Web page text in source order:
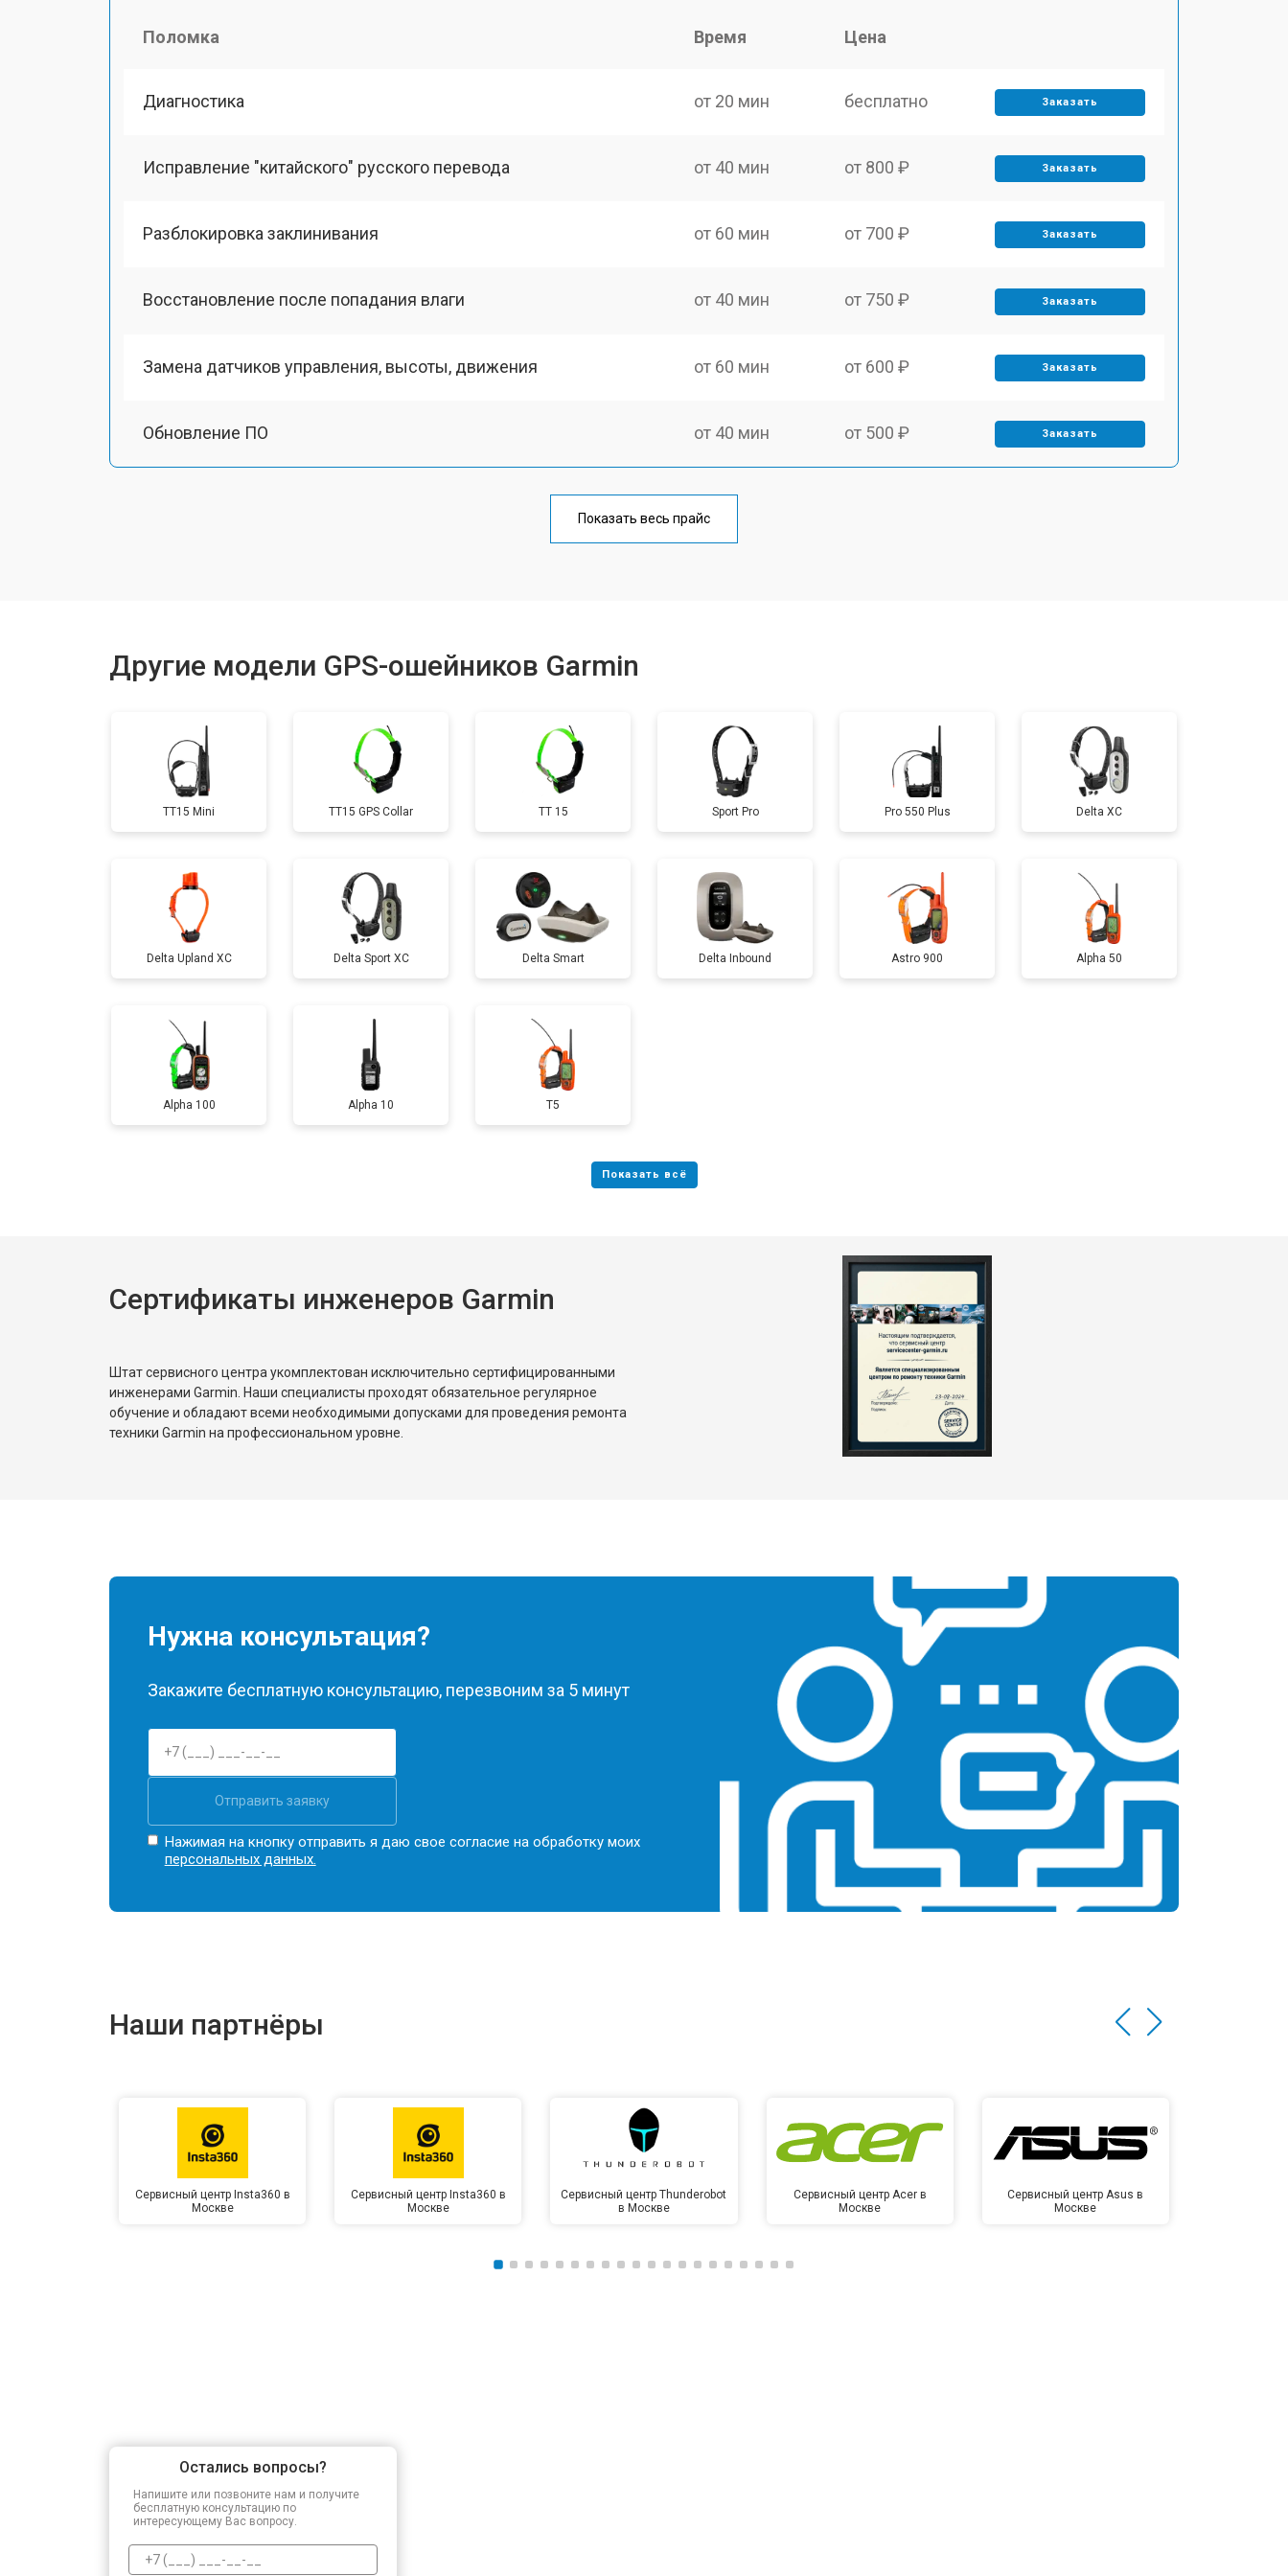
Поломка Время Цена
Диагностика от 20 мин бесплатно Заказать
Исправление "китайского" русского перевода от 40 мин от 800 ₽ Заказать
Разблокировка заклинивания от 60 мин от 700 ₽ Заказать
Восстановление после попадания влаги от 40 мин от 750 ₽ Заказать
Замена датчиков управления, высоты, движения от 60 мин от 600 ₽ Заказать
Обновление ПО от 40 мин от 500 ₽ Заказать
от 60 мин
Прошивка от 60 мин от 800 ₽ Заказать
Замена кнопок от 40 мин от 500 ₽ Заказать
Показать весь прайс
Другие модели GPS-ошейников Garmin
TT15 Mini TT15 GPS Collar TT 15 Sport Pro Pro 550 Plus Delta XC
Delta Upland XC Delta Sport XC Delta Smart Delta Inbound Astro 900 Alpha 50
Alpha 100 Alpha 10 T5
Сертификаты инженеров Garmin
Штат сервисного центра укомплектован исключительно сертифицированными
инженерами Garmin. Наши специалисты проходят обязательное регулярное
обучение и обладают всеми необходимыми допусками для проведения ремонта
техники Garmin на профессиональном уровне.
Нужна консультация?
Закажите бесплатную консультацию, перезвоним за 5 минут
Отправить заявку
Нажимая на кнопку отправить я даю свое согласие на обработку моих
персональных данных.
Наши партнёры
Сервисный центр Insta360 в
Москве
Сервисный центр Insta360 в
Москве
Сервисный центр Thunderobot
в Москве
Сервисный центр Acer в
Москве
Сервисный центр Asus в
Москве
Остались вопросы?
Напишите или позвоните нам и получите
бесплатную консультацию по
интересующему Вас вопросу.